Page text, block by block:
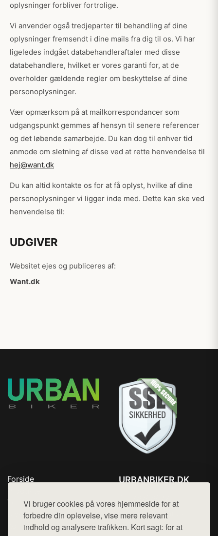
Vi bruger cookies på vores hjemmeside for at
forbedre din oplevelse, vise mere relevant
indhold og analysere trafikken. Kort sagt: for at
oplysninger forbliver fortrolige.
Vi anvender også tredjeparter til behandling af dine
oplysninger fremsendt i dine mails fra dig til os. Vi har
ligeledes indgået databehandleraftaler med disse
databehandlere, hvilket er vores garanti for, at de
overholder gældende regler om beskyttelse af dine
personoplysninger.
Vær opmærksom på at mailkorrespondancer som
udgangspunkt gemmes af hensyn til senere referencer
og det løbende samarbejde. Du kan dog til enhver tid
anmode om sletning af disse ved at rette henvendelse til
hej@want.dk
Du kan altid kontakte os for at få oplyst, hvilke af dine
personoplysninger vi ligger inde med. Dette kan ske ved
henvendelse til:
UDGIVER
Websitet ejes og publiceres af:
Want.dk
Forside
Top Rabatter
Blog
Kontakt
URBANBIKER.DK
Mail: hej@want.dk
Cookie- og privatlivspolitik